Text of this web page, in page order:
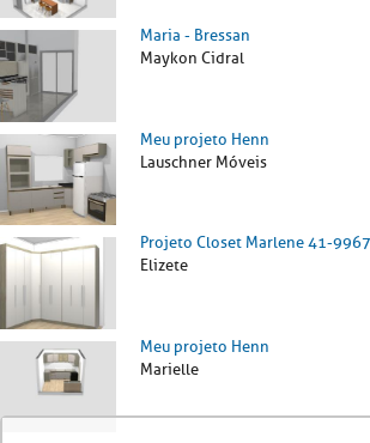
Maria - Bressan
Maykon Cidral
Meu projeto Henn
Lauschner Móveis
Projeto Closet Marlene 41-
Elizete
Meu projeto Henn
Marielle